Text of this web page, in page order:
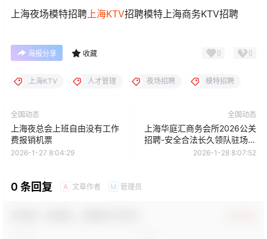
上海夜场模特招聘上海KTV招聘模特上海商务KTV招聘
海报分享 收藏 0 0
上海KTV 人才管理 夜场招聘 模特招聘
全国动态
上海夜总会上班自由没有工作
费报销机票
2026-1-27 8:04:29
全国动态
上海华庭汇商务会所2026公关
招聘-安全合法长久领队驻场直
招
2026-1-28 8:07:52
0 条回复 A 文章作者 M 管理员